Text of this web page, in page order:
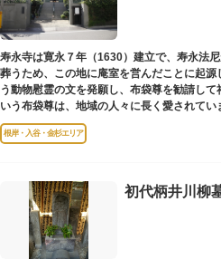
寿永寺は寛永７年（1630）建立で、寿永法
葬うため、この地に庵室を営んだことに起
う動物慰霊の文を発願し、布袋尊を勧請し
いう布袋尊は、地域の人々に長く愛されてい
根岸・入谷・金杉エリア
初代柄井川柳